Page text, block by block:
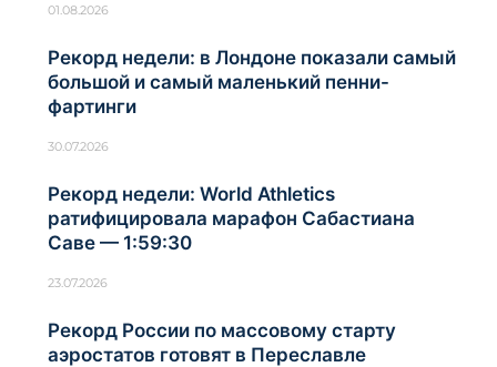
01.08.2026
Рекорд недели: в Лондоне показали самый
большой и самый маленький пенни-
фартинги
30.07.2026
Рекорд недели: World Athletics
ратифицировала марафон Сабастиана
Саве — 1:59:30
23.07.2026
Рекорд России по массовому старту
аэростатов готовят в Переславле